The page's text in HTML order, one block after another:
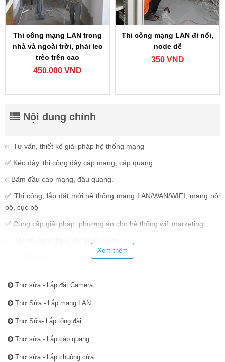
Thi công mạng LAN trong
nhà và ngoài trời, phải leo
trèo trên cao
450.000 VND
Thi công mạng LAN đi nổi,
node dễ
350 VND
Nội dung chính
✅ Tư vấn, thiết kế giải pháp hệ thống mạng
✅ Kéo dây, thi công dây cáp mạng, cáp quang.
✅Bấm đầu cáp mạng, đầu quang.
✅ Thi công, lắp đặt mới hệ thống mạng LAN/WAN/WIFI, mạng nội
bộ, cục bộ
✅ Cung cấp giải pháp, phương án cho hệ thống wifi marketing
✅ Bảo trì, sửa chữa hệ thống mạng
✅ Cài đặt, cấu hình hệ thống mạng
Xem thêm
Thợ sửa - Lắp đặt Camera
Thợ Sửa - Lắp mạng LAN
Thợ Sữa- Lắp tổng đài
Thợ sửa - Lắp cáp quang
Thợ sửa - Lắp chuông cửa